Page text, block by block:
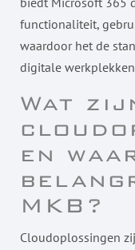
functionaliteit,
waardoor het de
digitale
Wat
en
MKB?
Cloudoplossingen